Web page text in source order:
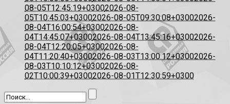
08-05T12:45:19+03002026-08-
05T10:45:03+03002026-08-05T09:30:08+03002026-
08-04T16:00:54+03002026-08-
04T14:45:07+03002026-08-04T13:45:16+03002026-
08-04T12:20:05+03002026-08-
04T11:20:40+03002026-08-03T13:00:12+03002026-
08-03T10:10:12+03002026-08-
02T10:00:39+03002026-08-01T12:30:59+0300